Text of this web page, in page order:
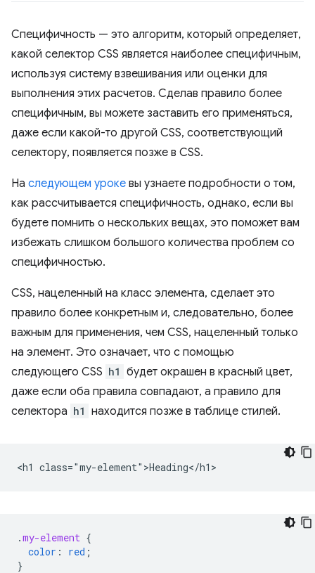
Специфичность — это алгоритм, который определяет,
какой селектор CSS является наиболее специфичным,
используя систему взвешивания или оценки для
выполнения этих расчетов. Сделав правило более
специфичным, вы можете заставить его применяться,
даже если какой-то другой CSS, соответствующий
селектору, появляется позже в CSS.
На следующем уроке вы узнаете подробности о том,
как рассчитывается специфичность, однако, если вы
будете помнить о нескольких вещах, это поможет вам
избежать слишком большого количества проблем со
специфичностью.
CSS, нацеленный на класс элемента, сделает это
правило более конкретным и, следовательно, более
важным для применения, чем CSS, нацеленный только
на элемент. Это означает, что с помощью
следующего CSS h1 будет окрашен в красный цвет,
даже если оба правила совпадают, а правило для
селектора h1 находится позже в таблице стилей.
.my-element {
color : red ;
}